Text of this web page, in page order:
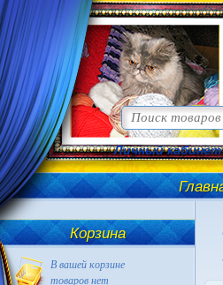
Личный кабинет
Корзина
В вашей корзине
товаров нет